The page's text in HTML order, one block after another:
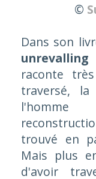
©
Dans son
raconte
traversé,
trouvé en
Mais plus
d'avoir